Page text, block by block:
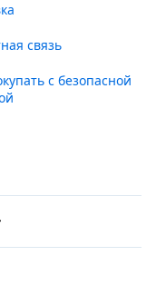
связь
с безопасной